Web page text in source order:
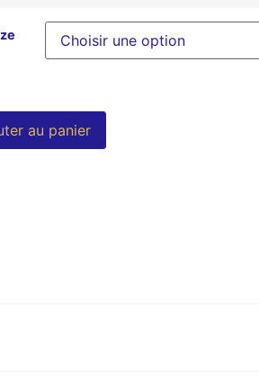
au panier